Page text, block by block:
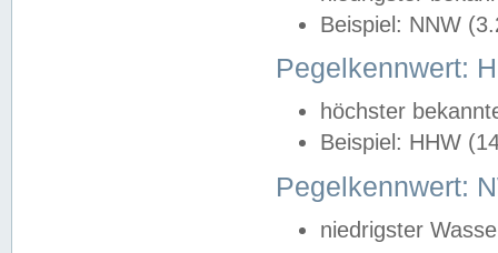
Beispiel: NNW
Pegelkennwert:
höchster
Beispiel: HHW
Pegelkennwert:
niedrigster